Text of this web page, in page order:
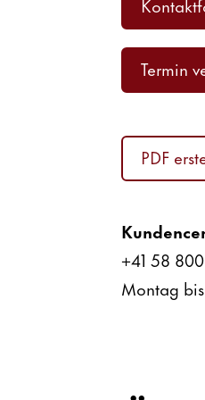
Termin
PDF
+41 58
Montag